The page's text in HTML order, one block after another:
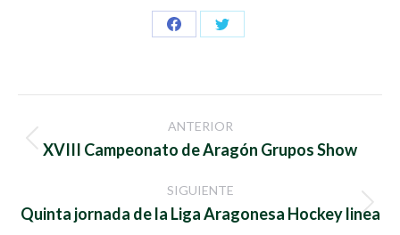
Share
Share
Navegación
entre
publicaciones
ANTERIOR
Publicación
anterior:
XVIII Campeonato de Aragón Grupos Show
SIGUIENTE
Publicación
siguiente:
Quinta jornada de la Liga Aragonesa Hockey linea